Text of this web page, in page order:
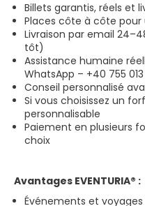
Billets garantis, réels et
Places côte à côte
Livraison par email
tôt)
Assistance humaine
WhatsApp – +40 755
Conseil personnalisé
Si vous choisissez un
personnalisable
Paiement en plusieurs
choix
Avantages EVENTURIA® :
Événements et